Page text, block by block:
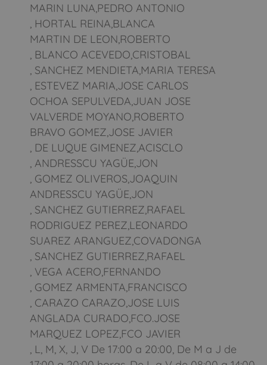
MARIN LUNA,PEDRO ANTONIO
, HORTAL REINA,BLANCA
MARTIN DE LEON,ROBERTO
, BLANCO ACEVEDO,CRISTOBAL
, SANCHEZ MENDIETA,MARIA TERESA
, ESTEVEZ MARIA,JOSE CARLOS
OCHOA SEPULVEDA,JUAN JOSE
VALVERDE MOYANO,ROBERTO
BRAVO GOMEZ,JOSE JAVIER
, DE LUQUE GIMENEZ,ACISCLO
, ANDRESSCU YAGÜE,JON
, GOMEZ OLIVEROS,JOAQUIN
ANDRESSCU YAGÜE,JON
, SANCHEZ GUTIERREZ,RAFAEL
RODRIGUEZ PEREZ,LEONARDO
SUAREZ ARANGUEZ,COVADONGA
, SANCHEZ GUTIERREZ,RAFAEL
, VEGA ACERO,FERNANDO
, GOMEZ ARMENTA,FRANCISCO
, CARAZO CARAZO,JOSE LUIS
ANGLADA CURADO,FCO.JOSE
MARQUEZ LOPEZ,FCO JAVIER
, L, M, X, J, V De 17:00 a 20:00, De M a J de